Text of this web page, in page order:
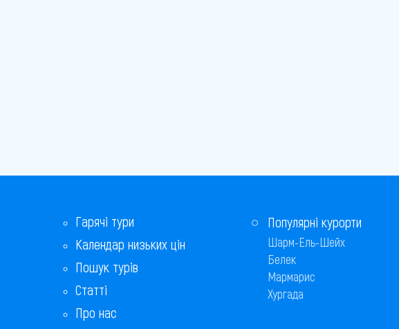
Цельдемельк
Шарвар
Шопрон
Егер
Гарячі тури
Календар низьких цін
Пошук турів
Статті
Про нас
Популярні курорти
Шарм-Ель-Шейх
Белек
Мармарис
Хургада